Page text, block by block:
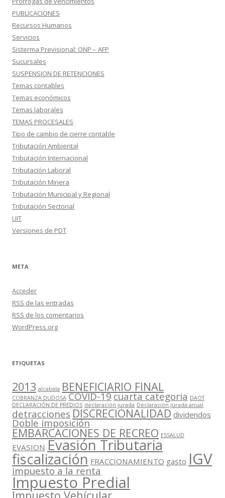
PUBLICACIONES
Recursos Humanos
Servicios
Sisterma Previsional: ONP – AFP
Sucursales
SUSPENSION DE RETENCIONES
Temas contables
Temas económicos
Temas laborales
TEMAS PROCESALES
Tipo de cambio de cierre contable
Tributación Ambiental
Tributación Internacional
Tributación Laboral
Tributación Minera
Tributación Municipal y Regional
Tributación Sectorial
UIT
Versiones de PDT
META
Acceder
RSS de las entradas
RSS de los comentarios
WordPress.org
ETIQUETAS
2013 alcabala BENEFICIARIO FINAL
COBRANZA DUDOSA COVID-19cuarta categoria DAOT
DECLARACIÓN DE PREDIOS declaración jurada Declaración jurada anual
detracciones DISCRECIONALIDAD dividendos
Doble imposición
EMBARCACIONES DE RECREO ESSALUD
EVASION Evasión Tributaria
fiscalización FRACCIONAMIENTO gasto IGV
impuesto a la renta
Impuesto Predial